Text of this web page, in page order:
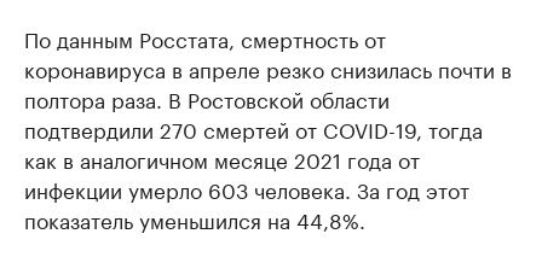
По данным Росстата, смертность от
коронавируса в апреле резко снизилась почти в
полтора раза. В Ростовской области
подтвердили 270 смертей от COVID-19, тогда
как в аналогичном месяце 2021 года от
инфекции умерло 603 человека. За год этот
показатель уменьшился на 44,8%.